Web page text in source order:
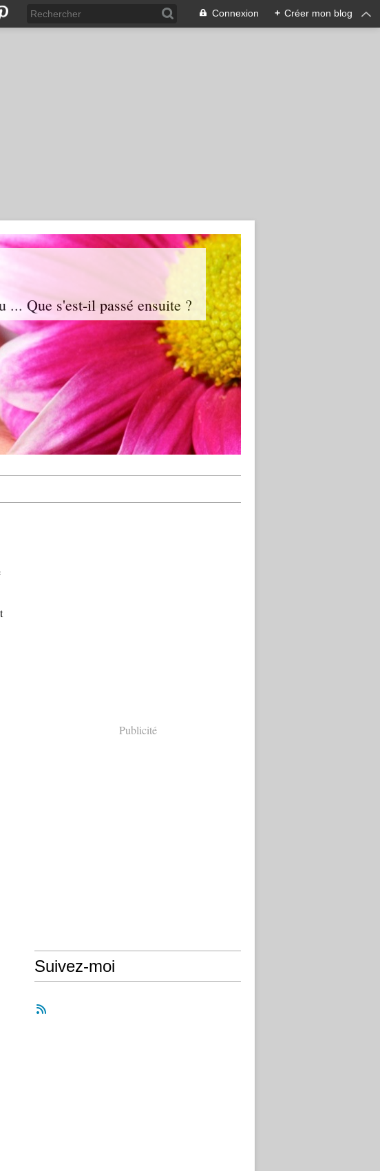
Connexion + Créer mon blog
... Que s'est-il passé ensuite ?
Publicité
Suivez-moi